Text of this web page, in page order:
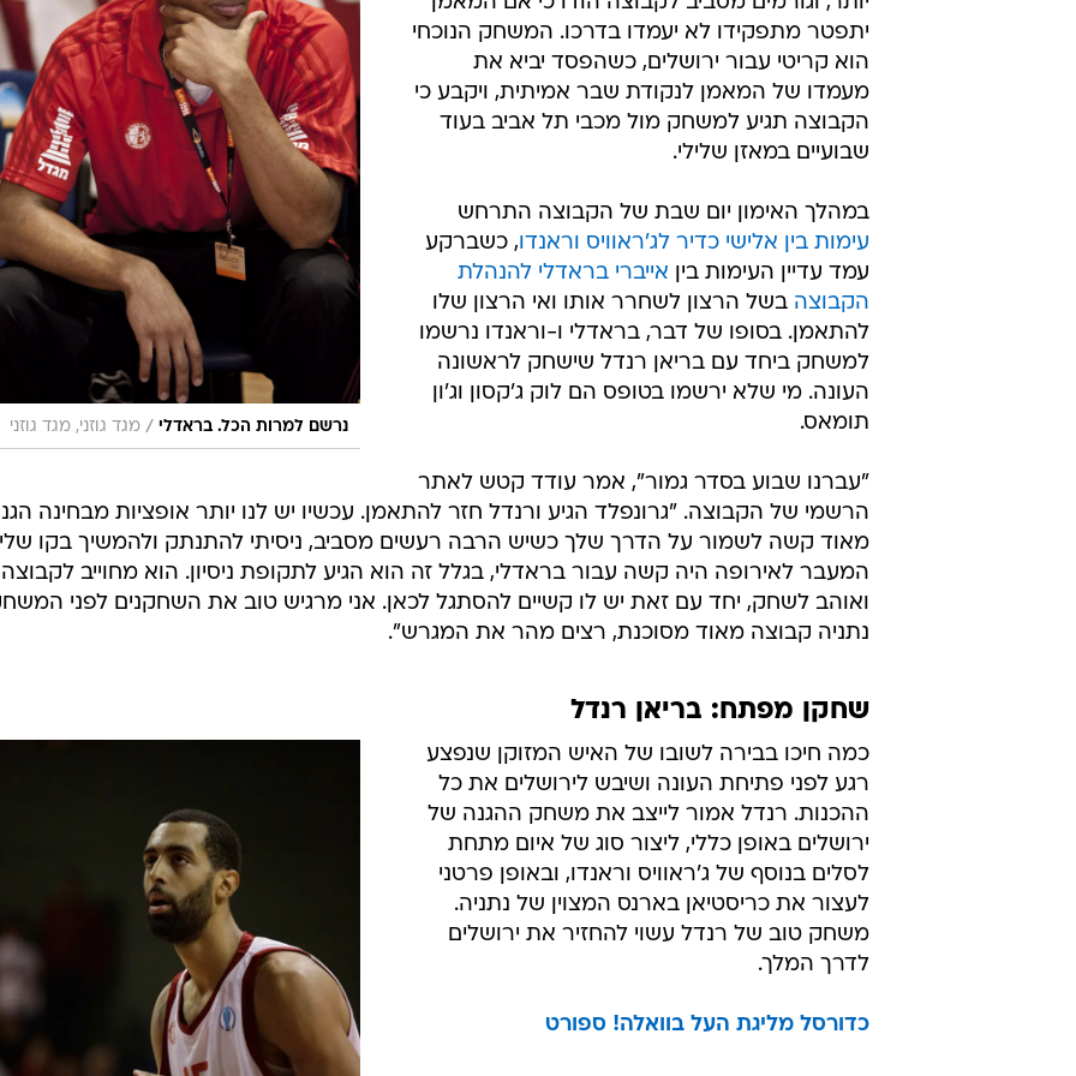
נרשם למרות הכל. בראדלי / מגד גוזני, מגד גוזני
יתפטר מתפקידו לא יעמדו בדרכו. המשחק הנוכחי
הוא קריטי עבור ירושלים, כשהפסד יביא את
מעמדו של המאמן לנקודת שבר אמיתית, ויקבע כי
הקבוצה תגיע למשחק מול מכבי תל אביב בעוד
שבועיים במאזן שלילי.
במהלך האימון יום שבת של הקבוצה התרחש
עימות בין אלישי כדיר לג'ראוויס וראנדו, כשברקע
עמד עדיין העימות בין אייברי בראדלי להנהלת
הקבוצה בשל הרצון לשחרר אותו ואי הרצון שלו
להתאמן. בסופו של דבר, בראדלי ו-וראנדו נרשמו
למשחק ביחד עם בריאן רנדל שישחק לראשונה
העונה. מי שלא ירשמו בטופס הם לוק ג'קסון וג'ון
תומאס.
"עברנו שבוע בסדר גמור", אמר עודד קטש לאתר
הרשמי של הקבוצה. "גרונפלד הגיע ורנדל חזר להתאמן. עכשיו יש לנו יותר אופציות מבחינה
מאוד קשה לשמור על הדרך שלך כשיש הרבה רעשים מסביב, ניסיתי להתנתק ולהמשיך בקו
המעבר לאירופה היה קשה עבור בראדלי, בגלל זה הוא הגיע לתקופת ניסיון. הוא מחוייב לקבוצה
ואוהב לשחק, יחד עם זאת יש לו קשיים להסתגל לכאן. אני מרגיש טוב את השחקנים לפני
נתניה קבוצה מאוד מסוכנת, רצים מהר את המגרש".
שחקן מפתח: בריאן רנדל
כמה חיכו בבירה לשובו של האיש המזוקן שנפצע
רגע לפני פתיחת העונה ושיבש לירושלים את כל
ההכנות. רנדל אמור לייצב את משחק ההגנה של
ירושלים באופן כללי, ליצור סוג של איום מתחת
לסלים בנוסף של ג'ראוויס וראנדו, ובאופן פרטני
לעצור את כריסטיאן בארנס המצוין של נתניה.
משחק טוב של רנדל עשוי להחזיר את ירושלים
לדרך המלך.
כדורסל מליגת העל בוואלה! ספורט